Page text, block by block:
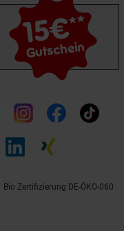
15€**
Gutschein
Bio Zertifizierung DE-ÖKO-060